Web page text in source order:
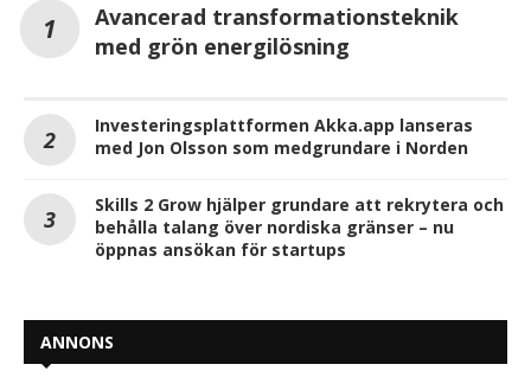
Avancerad transformationsteknik
med grön energilösning
Investeringsplattformen Akka.app lanseras
med Jon Olsson som medgrundare i Norden
Skills 2 Grow hjälper grundare att rekrytera och
behålla talang över nordiska gränser – nu
öppnas ansökan för startups
ANNONS